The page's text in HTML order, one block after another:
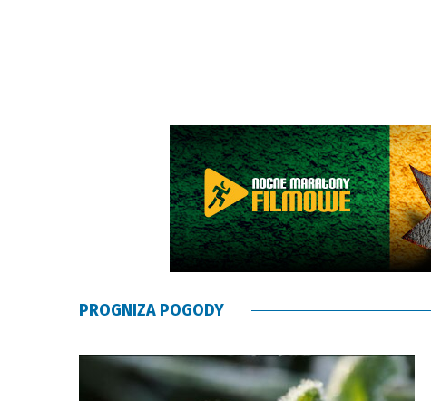
PROGNIZA POGODY